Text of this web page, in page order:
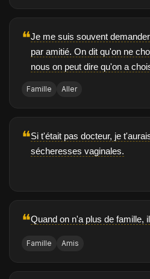
❝Je me suis souvent
par amitié. On dit qu'on ne
nous on peut dire qu'on a
Famille Aller
❝Si t'était pas docteur, je
sécheresses vaginales.
❝Quand on n'a plus de famille,
Famille Amis